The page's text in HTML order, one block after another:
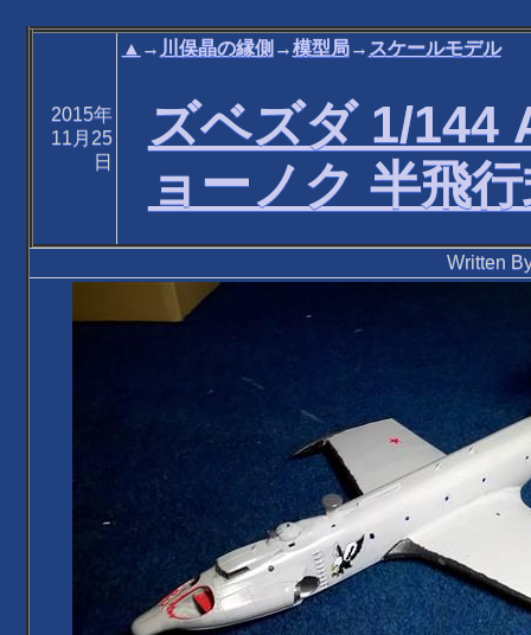
2015年
11月25
日
▲ → 川俣晶の縁側 →模型局→ スケールモデル
ズベズダ 1/144
ョーノク 半飛
Written